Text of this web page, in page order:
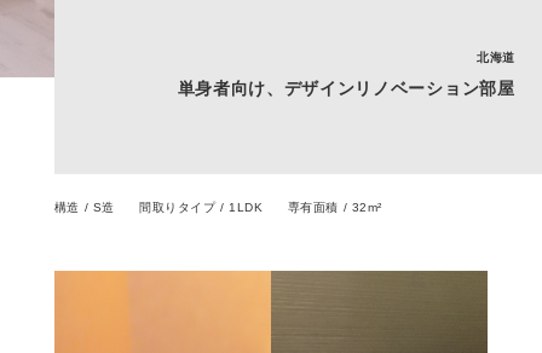
北海道
単身者向け、デザインリノベーション部屋
構造 / S造 間取りタイプ / 1LDK 専有面積 / 32m²